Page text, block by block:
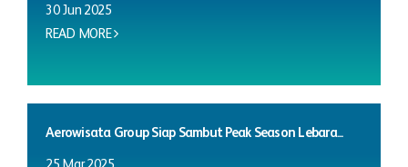
30 Jun 2025
READ MORE
Aerowisata Group Siap Sambut Peak Season Lebara...